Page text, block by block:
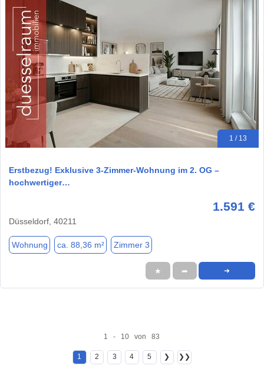
1 / 13
Erstbezug! Exklusive 3-Zimmer-Wohnung im 2. OG –
hochwertiger…
1.591 €
Düsseldorf, 40211
Wohnung ca. 88,36 m² Zimmer 3
★ ➦ ➜
1 - 10 von 83
1 2 3 4 5 ❯ ❯❯